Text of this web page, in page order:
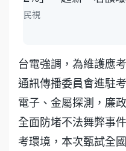
民視
台電強調，為維護應
通訊傳播委員會進駐
電子、金屬探測，廉
全面防堵不法舞弊事
考環境，本次甄試全